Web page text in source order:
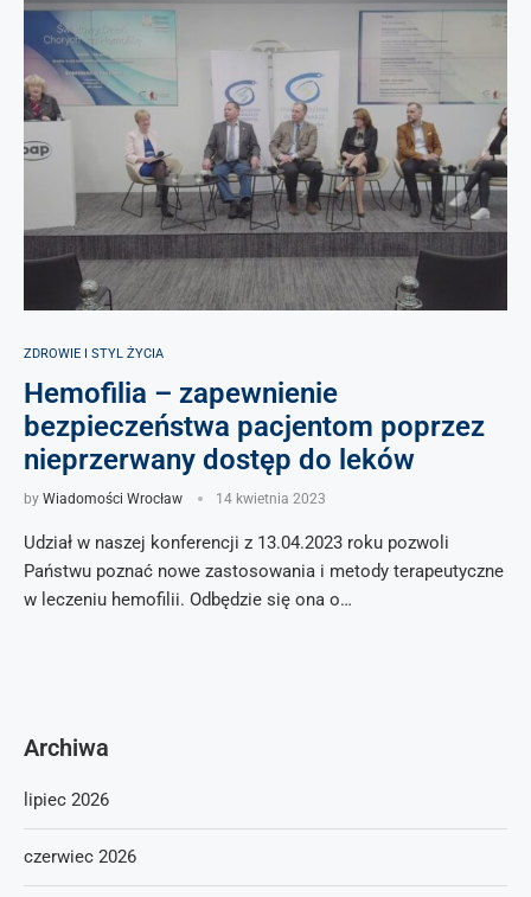
ZDROWIE I STYL ŻYCIA
Hemofilia – zapewnienie
bezpieczeństwa pacjentom poprzez
nieprzerwany dostęp do leków
by Wiadomości Wrocław 14 kwietnia 2023
Udział w naszej konferencji z 13.04.2023 roku pozwoli
Państwu poznać nowe zastosowania i metody terapeutyczne
w leczeniu hemofilii. Odbędzie się ona o…
Archiwa
lipiec 2026
czerwiec 2026